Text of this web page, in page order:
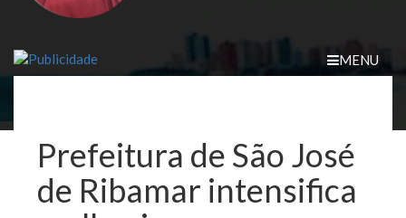
MENU
Prefeitura de São José
de Ribamar intensifica